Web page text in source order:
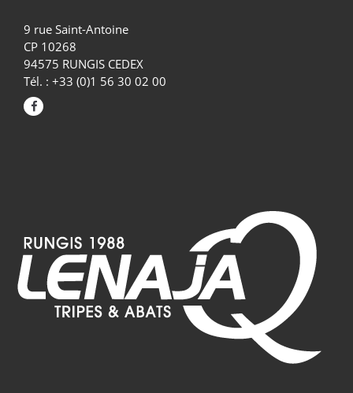
9 rue Saint-Antoine
CP 10268
94575 RUNGIS CEDEX
Tél. : +33 (0)1 56 30 02 00